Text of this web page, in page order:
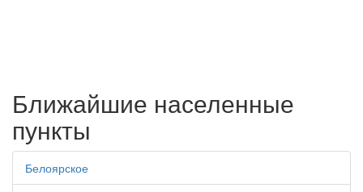
Ближайшие населенные
пункты
Белоярское